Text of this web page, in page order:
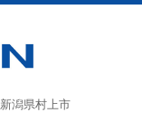
潟県村上市